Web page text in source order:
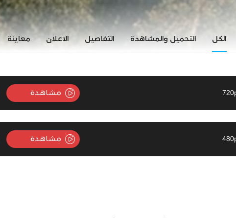
الكل التحميل والمشاهدة التفاصيل الاعلان معاينة
مشاهدة
مشاهدة